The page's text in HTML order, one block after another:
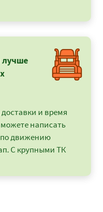
лучше
и время
написать
по движению
С крупными ТК